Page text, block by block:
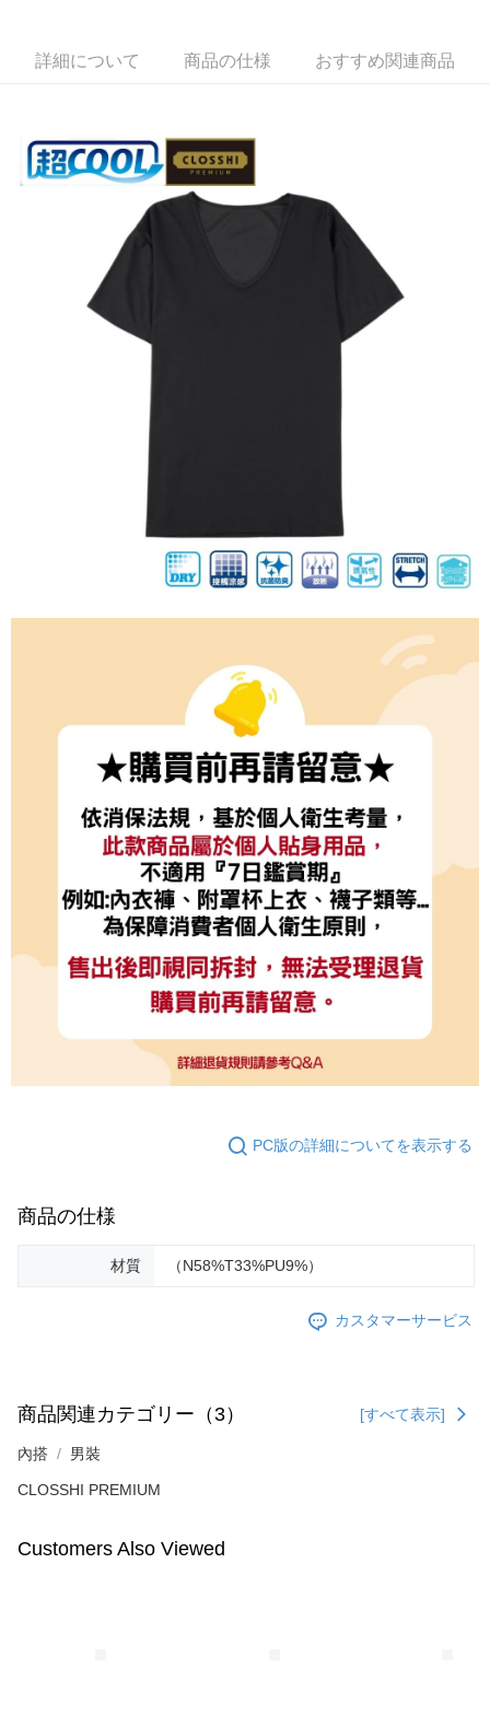
詳細について 商品の仕様 おすすめ関連商品
PC版の詳細についてを表示する
商品の仕様
材質 （N58%T33%PU9%）
カスタマーサービス
商品関連カテゴリー（3） [すべて表示]
內搭 男裝
CLOSSHI PREMIUM
Customers Also Viewed